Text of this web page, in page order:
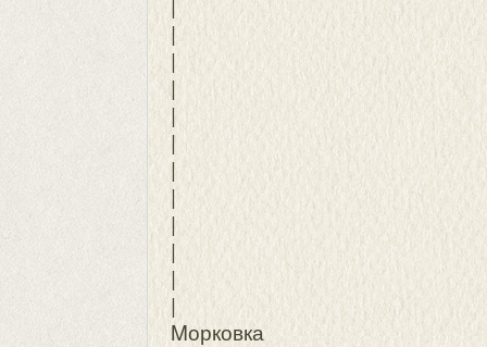
|
|
|
|
|
|
|
|
|
|
|
Mорковка